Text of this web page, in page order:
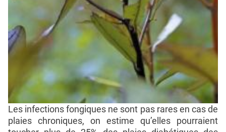
Les infections fongiques ne sont pas rares en cas de
plaies chroniques, on estime qu’elles pourraient